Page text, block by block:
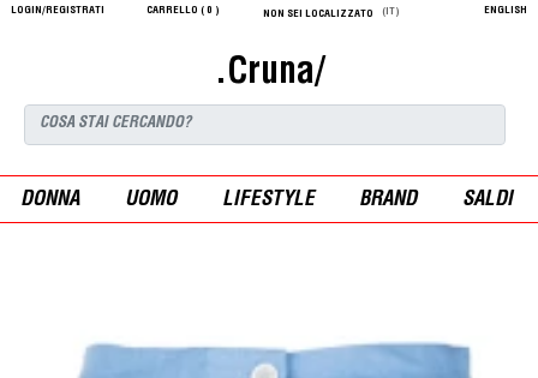
LOGIN/REGISTRATI CARRELLO ( 0 ) NON SEI LOCALIZZATO (IT) ENGLISH
.Cruna/
DONNA UOMO LIFESTYLE BRAND SALDI